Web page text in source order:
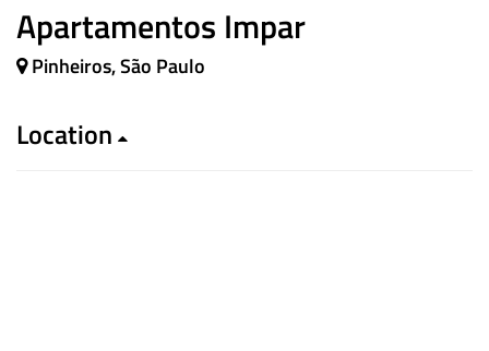
Apartamentos Impar
Pinheiros, São Paulo
Location